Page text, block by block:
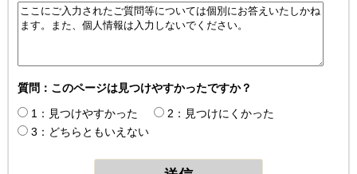
質問：このページは見つけやすかったですか？
1：見つけやすかった
2：見つけにくかった
3：どちらともいえない